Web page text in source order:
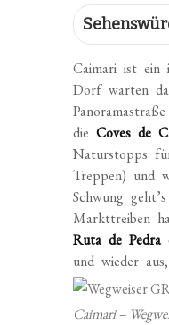
Caimari ist ein
Dorf warten
dieCoves de
Naturstopps
Treppen) und
Schwung
Markttreiben
Ruta de Pedra
und wieder
Caimari –